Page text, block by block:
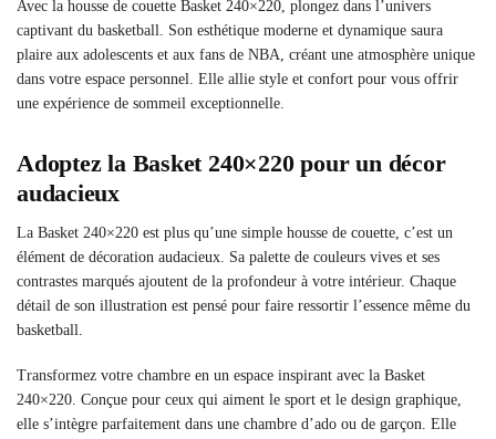
Avec la housse de couette Basket 240×220, plongez dans l’univers
captivant du basketball. Son esthétique moderne et dynamique saura
plaire aux adolescents et aux fans de NBA, créant une atmosphère unique
dans votre espace personnel. Elle allie style et confort pour vous offrir
une expérience de sommeil exceptionnelle.
Adoptez la Basket 240×220 pour un décor
audacieux
La Basket 240×220 est plus qu’une simple housse de couette, c’est un
élément de décoration audacieux. Sa palette de couleurs vives et ses
contrastes marqués ajoutent de la profondeur à votre intérieur. Chaque
détail de son illustration est pensé pour faire ressortir l’essence même du
basketball.
Transformez votre chambre en un espace inspirant avec la Basket
240×220. Conçue pour ceux qui aiment le sport et le design graphique,
elle s’intègre parfaitement dans une chambre d’ado ou de garçon. Elle